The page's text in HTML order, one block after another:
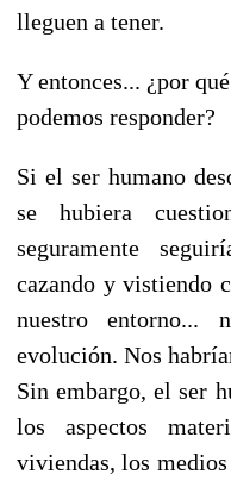
lleguen a tener.
Y entonces... ¿por
podemos responder?
Si el ser humano
se hubiera
seguramente
cazando y vistiendo
nuestro entorno...
evolución. Nos
Sin embargo, el ser
los aspectos
viviendas, los